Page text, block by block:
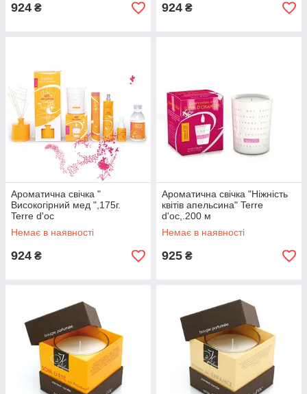
924 ₴ 924 ₴
Ароматична свічка "
Високогірний мед ",175г.
Terre d'oc
Немає в наявності
924 ₴
Ароматична свічка "Ніжність
квітів апельсина" Terre
d'oc,.200 м
Немає в наявності
925 ₴